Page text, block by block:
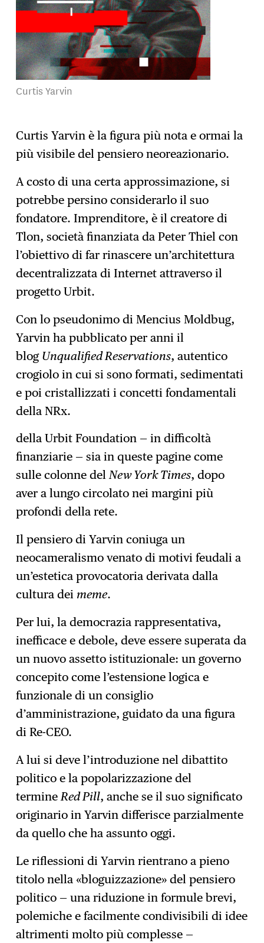
Curtis Yarvin
Curtis Yarvin è la figura più nota e ormai la
più visibile del pensiero neoreazionario.
A costo di una certa approssimazione, si
potrebbe persino considerarlo il suo
fondatore. Imprenditore, è il creatore di
Tlon, società finanziata da Peter Thiel con
l’obiettivo di far rinascere un’architettura
decentralizzata di Internet attraverso il
progetto Urbit.
Con lo pseudonimo di Mencius Moldbug,
Yarvin ha pubblicato per anni il
blog Unqualified Reservations, autentico
crogiolo in cui si sono formati, sedimentati
e poi cristallizzati i concetti fondamentali
della NRx.
della Urbit Foundation — in difficoltà
finanziarie — sia in queste pagine come
sulle colonne delNew York Times, dopo
aver a lungo circolato nei margini più
profondi della rete.
Il pensiero di Yarvin coniuga un
neocameralismo venato di motivi feudali a
un’estetica provocatoria derivata dalla
cultura dei meme.
Per lui, la democrazia rappresentativa,
inefficace e debole, deve essere superata da
un nuovo assetto istituzionale: un governo
concepito come l’estensione logica e
funzionale di un consiglio
d’amministrazione, guidato da una figura
di Re-CEO.
A lui si deve l’introduzione nel dibattito
politico e la popolarizzazione del
termineRed Pill, anche se il suo significato
originario in Yarvin differisce parzialmente
da quello che ha assunto oggi.
Le riflessioni di Yarvin rientrano a pieno
titolo nella «bloguizzazione» del pensiero
politico — una riduzione in formule brevi,
polemiche e facilmente condivisibili di idee
altrimenti molto più complesse —